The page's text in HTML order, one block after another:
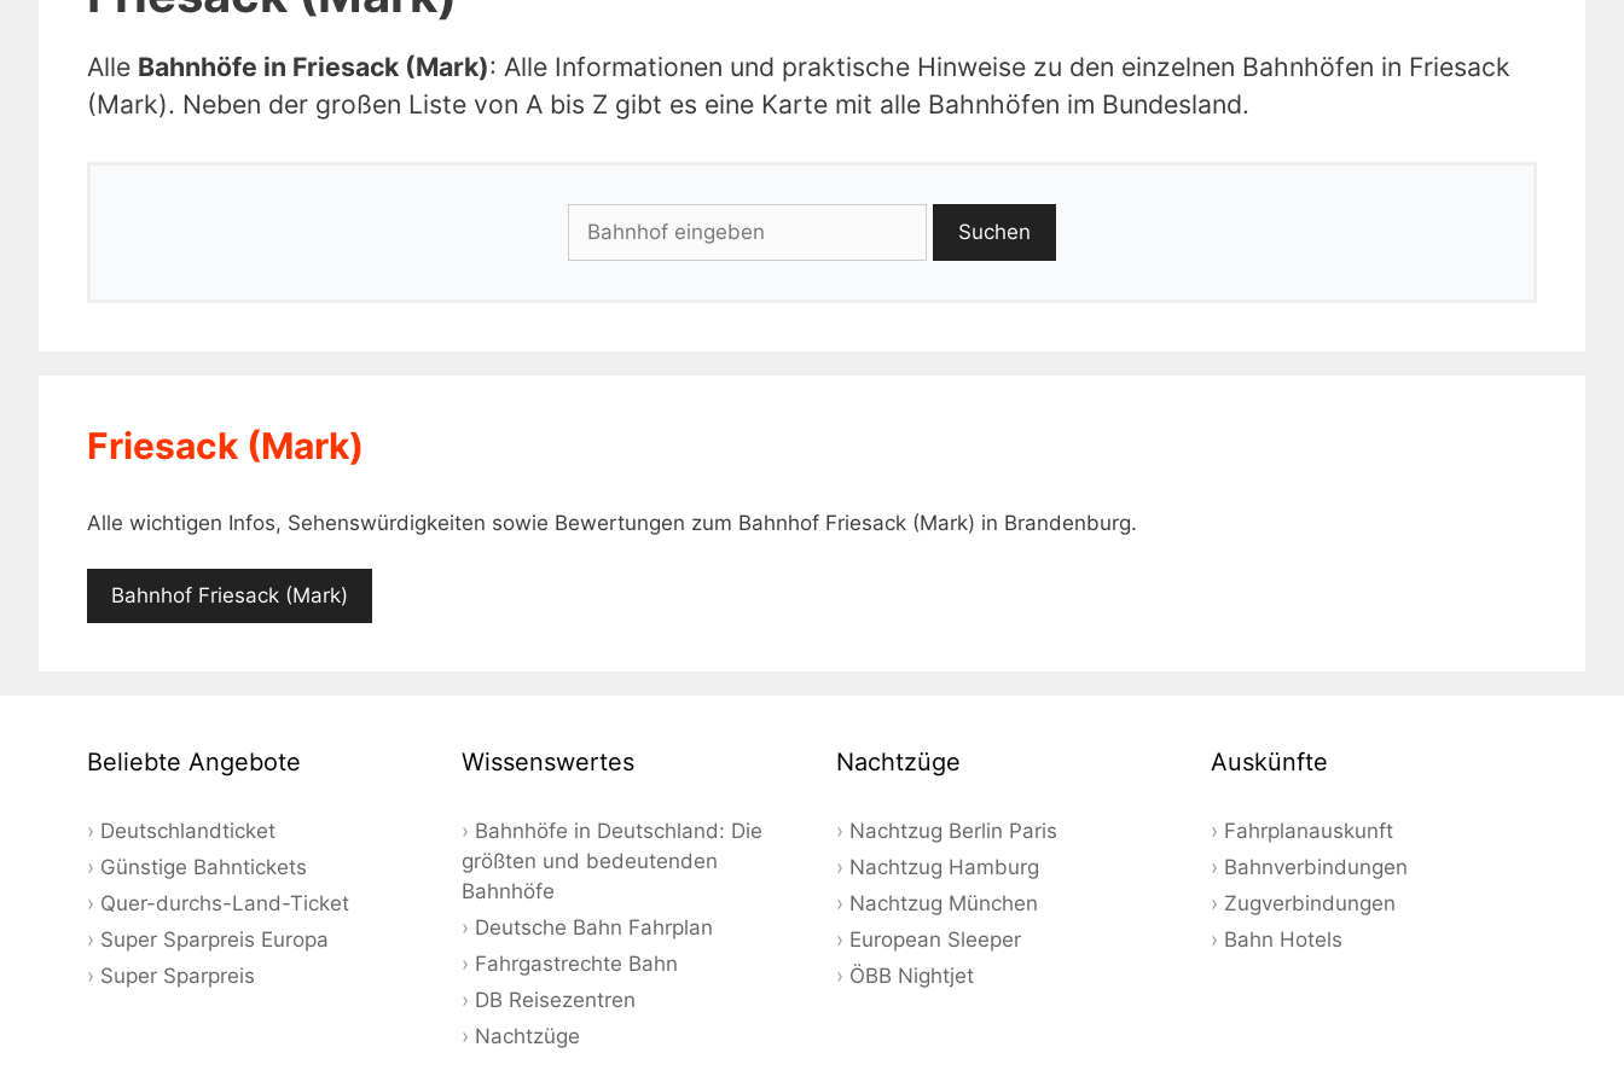
Alle Bahnhöfe in Friesack (Mark): Alle Informationen und praktische Hinweise zu den einzelnen Bahnhöfen in Friesack
(Mark). Neben der großen Liste von A bis Z gibt es eine Karte mit alle Bahnhöfen im Bundesland.
Suchen
Friesack (Mark)
Alle wichtigen Infos, Sehenswürdigkeiten sowie Bewertungen zum Bahnhof Friesack (Mark) in Brandenburg.
Bahnhof Friesack (Mark)
Beliebte Angebote
Deutschlandticket
Günstige Bahntickets
Quer-durchs-Land-Ticket
Super Sparpreis Europa
Super Sparpreis
Wissenswertes
Bahnhöfe in Deutschland: Die
größten und bedeutenden
Bahnhöfe
Deutsche Bahn Fahrplan
Fahrgastrechte Bahn
DB Reisezentren
Nachtzüge
Nachtzüge
Nachtzug Berlin Paris
Nachtzug Hamburg
Nachtzug München
European Sleeper
ÖBB Nightjet
Auskünfte
Fahrplanauskunft
Bahnverbindungen
Zugverbindungen
Bahn Hotels